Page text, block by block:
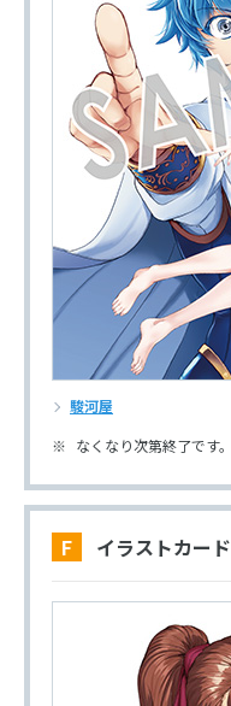
駿河屋
なくなり次第終了です。
F イラストカード